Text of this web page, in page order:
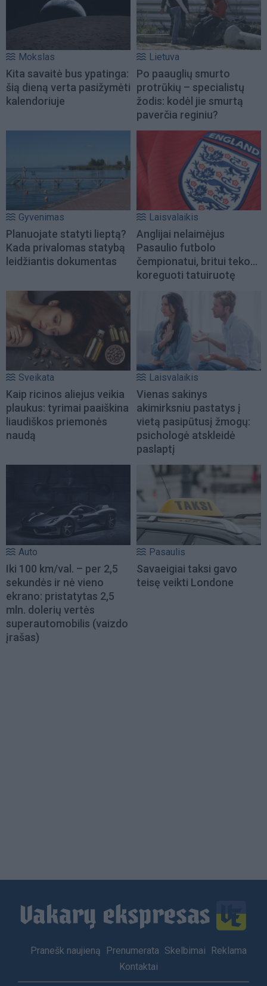
Mokslas
Kita savaitė bus ypatinga:
šią dieną verta pasižymėti
kalendoriuje
Lietuva
Po paauglių smurto
protrūkių – specialistų
žodis: kodėl jie smurtą
paverčia reginiu?
Gyvenimas
Planuojate statyti lieptą?
Kada privalomas statybą
leidžiantis dokumentas
Laisvalaikis
Anglijai nelaimėjus
Pasaulio futbolo
čempionatui, britui teko...
koreguoti tatuiruotę
Sveikata
Kaip ricinos aliejus veikia
plaukus: tyrimai paaiškina
liaudiškos priemonės
naudą
Laisvalaikis
Vienas sakinys
akimirksniu pastatys į
vietą pasipūtusį žmogų:
psichologė atskleidė
paslaptį
Auto
Iki 100 km/val. – per 2,5
sekundės ir nė vieno
ekrano: pristatytas 2,5
mln. dolerių vertės
superautomobilis (vaizdo
įrašas)
Pasaulis
Savaeigiai taksi gavo
teisę veikti Londone
Footer
Pranešk naujieną Prenumerata Skelbimai
Reklama
Kontaktai